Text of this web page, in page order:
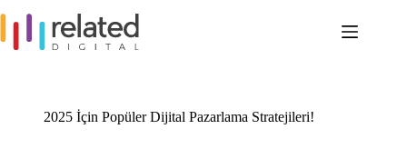
content
2025 İçin Popüler Dijital Pazarlama Stratejileri!